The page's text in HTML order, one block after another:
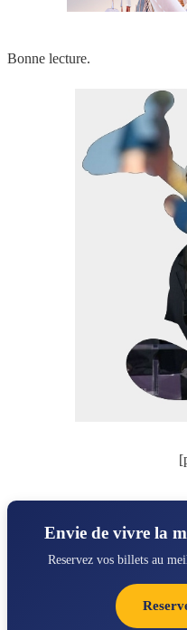
Bonne lecture.
Envie de vivre la
Reservez vos billets au